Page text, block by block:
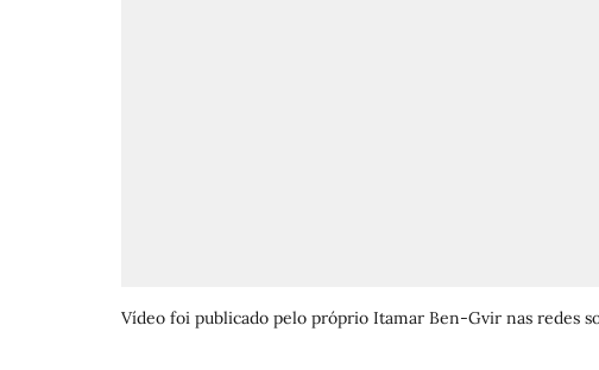
Vídeo foi publicado pelo próprio Itamar Ben-Gvir nas redes